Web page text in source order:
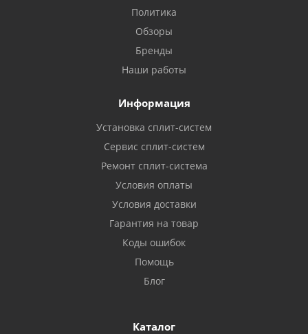
Политика
Обзоры
Бренды
Наши работы
Информация
Установка сплит-систем
Сервис сплит-систем
Ремонт сплит-система
Условия оплаты
Условия доставки
Гарантия на товар
Коды ошибок
Помощь
Блог
Каталог